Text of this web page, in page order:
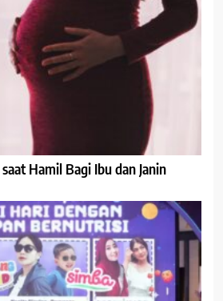
Hamil Bagi Ibu dan Janin